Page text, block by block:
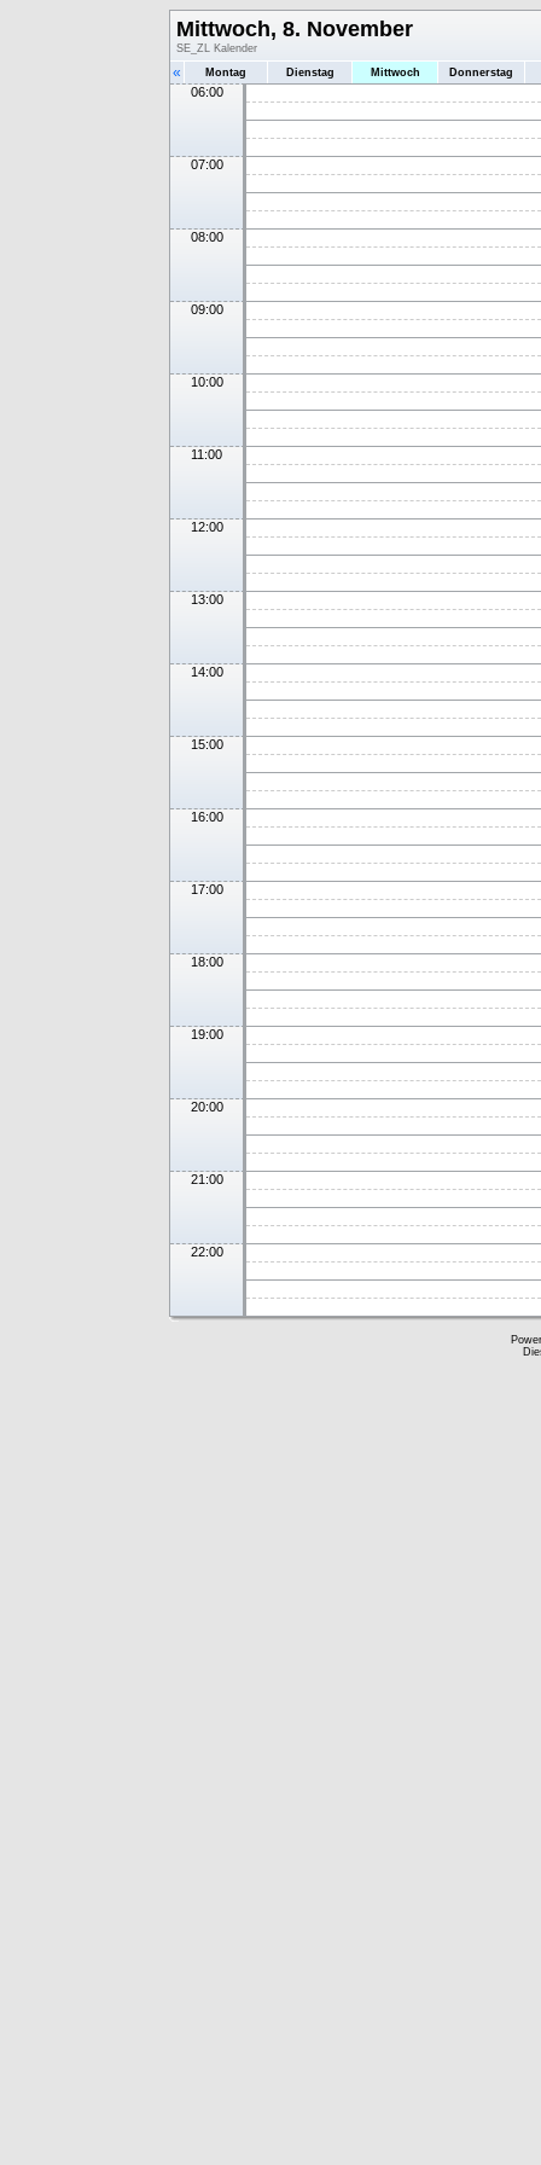
Mittwoch, 8. November
SE_ZL Kalender
« Montag Dienstag Mittwoch Donnerstag
06:00
07:00
08:00
09:00
10:00
11:00
12:00
13:00
14:00
15:00
16:00
17:00
18:00
19:00
20:00
21:00
22:00